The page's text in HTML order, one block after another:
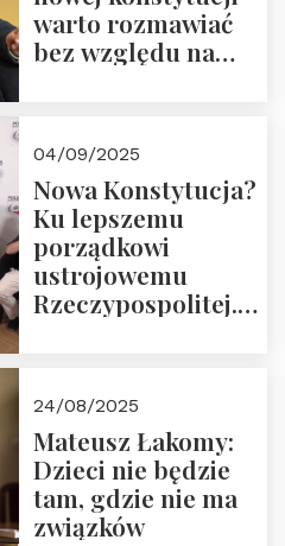
warto rozmawiać
bez względu na
04/09/2025
Nowa Konstytucja?
Ku lepszemu
porządkowi
ustrojowemu
Rzeczypospolitej.
24/08/2025
Mateusz Łakomy:
Dzieci nie będzie
tam, gdzie nie ma
związków